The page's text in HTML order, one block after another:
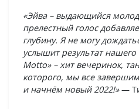
«Эйва – выдающийся
прелестный голос
глубину. Я не могу
услышит результат нашего
Motto» – хит вечеринок,
которого, мы все
и начнём новый 2022!»—